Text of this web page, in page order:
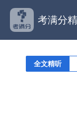
考满分
全文精听